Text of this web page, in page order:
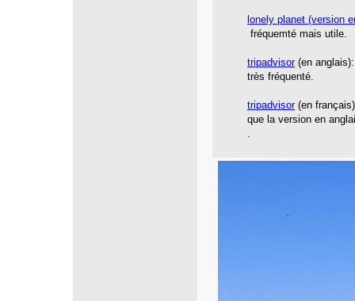
lonely planet (version
fréquemté mais utile.
tripadvisor(en
très fréquenté.
tripadvisor(en
que la version en
.